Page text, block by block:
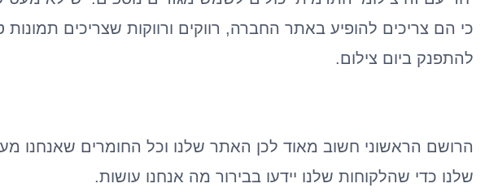
כי הם צריכים להופיע באתר החברה, רווקים ורווקות שצריכים
להתפנק ביום צילום.
הרושם הראשוני חשוב מאוד לכן האתר שלנו וכל החומרים שאנחנו
שלנו כדי שהלקוחות שלנו יידעו בבירור מה אנחנו עושות.